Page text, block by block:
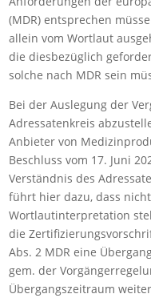
(MDR) entsprechen
allein vom Wortlaut
die diesbezüglich
solche nach MDR sein
Bei der Auslegung der
Adressatenkreis
Anbieter von
Beschluss vom 17. Juni
Verständnis des
führt hier dazu, dass
Wortlautinterpretation
die
Abs. 2 MDR eine
gem. der
Übergangszeitraum